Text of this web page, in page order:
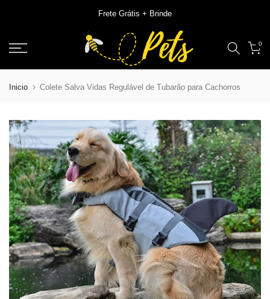
o
Frete Grátis + Brinde
0
Inicio Colete Salva Vidas Regulável de Tubarão para Cachorros